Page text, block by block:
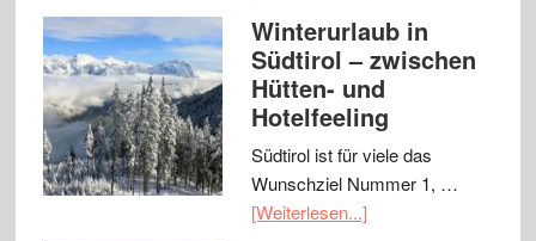
Winterurlaub in
Südtirol – zwischen
Hütten- und
Hotelfeeling
Südtirol ist für viele das
Wunschziel Nummer 1, …
[Weiterlesen...]